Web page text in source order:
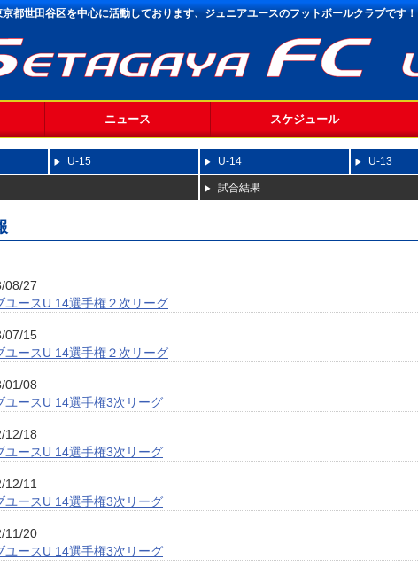
都世田谷区を中心に活動しております、ジュニアユースのフットボールクラブです！
ニュース スケジュール
U-15 U-14 U-13
試合結果
08/27
ユースU 14選手権２次リーグ
07/15
ユースU 14選手権２次リーグ
01/08
ユースU 14選手権3次リーグ
12/18
ユースU 14選手権3次リーグ
12/11
ユースU 14選手権3次リーグ
11/20
ユースU 14選手権3次リーグ